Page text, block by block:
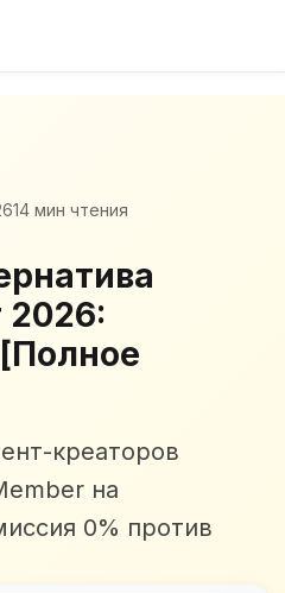
14 мин чтения
2026:
креаторов
на
0% против